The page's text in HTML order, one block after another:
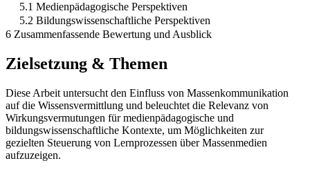
5.1 Medienpädagogische Perspektiven
5.2 Bildungswissenschaftliche Perspektiven
6 Zusammenfassende Bewertung und Ausblick
Zielsetzung & Themen
Diese Arbeit untersucht den Einfluss von Massenkommunikation
auf die Wissensvermittlung und beleuchtet die Relevanz von
Wirkungsvermutungen für medienpädagogische und
bildungswissenschaftliche Kontexte, um Möglichkeiten zur
gezielten Steuerung von Lernprozessen über Massenmedien
aufzuzeigen.